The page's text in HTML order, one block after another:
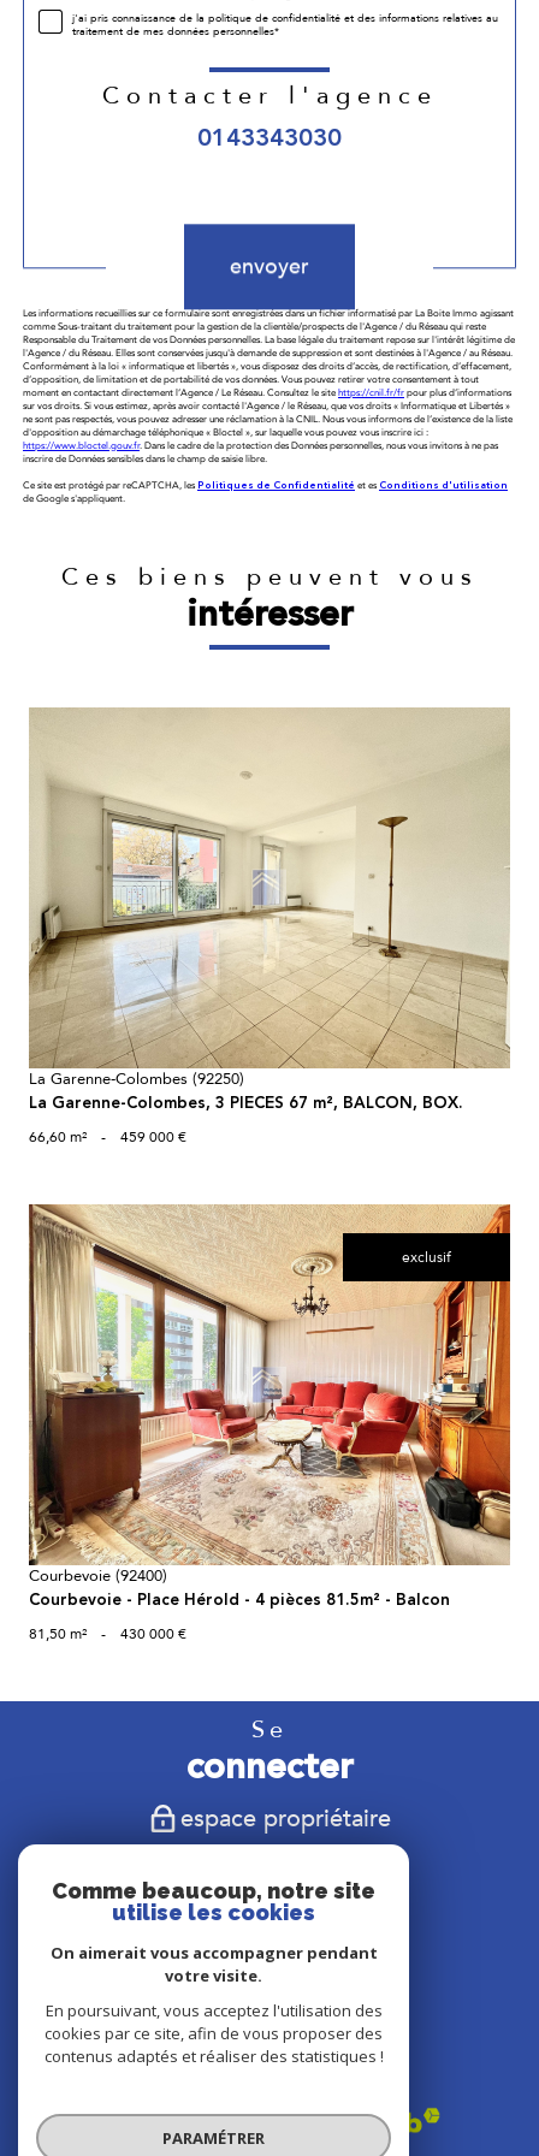
j'ai pris connaissance de la politique de confidentialité et des informations relatives au
traitement de mes données personnelles*
Contacter l'agence
0143343030
envoyer
Les informations recueillies sur ce formulaire sont enregistrées dans un fichier informatisé par La Boite Immo agissant
comme Sous-traitant du traitement pour la gestion de la clientèle/prospects de l'Agence / du Réseau qui reste
Responsable du Traitement de vos Données personnelles. La base légale du traitement repose sur l'intérêt légitime de
l'Agence / du Réseau. Elles sont conservées jusqu'à demande de suppression et sont destinées à l'Agence / au Réseau.
Conformément à la loi « informatique et libertés », vous disposez des droits d’accès, de rectification, d’effacement,
d’opposition, de limitation et de portabilité de vos données. Vous pouvez retirer votre consentement à tout
moment en contactant directement l’Agence / Le Réseau. Consultez le sitehttps://cnil.fr/frpour plus d’informations
sur vos droits. Si vous estimez, après avoir contacté l'Agence / le Réseau, que vos droits « Informatique et Libertés »
ne sont pas respectés, vous pouvez adresser une réclamation à la CNIL. Nous vous informons de l’existence de la liste
d'opposition au démarchage téléphonique « Bloctel », sur laquelle vous pouvez vous inscrire ici :
https://www.bloctel.gouv.fr. Dans le cadre de la protection des Données personnelles, nous vous invitons à ne pas
inscrire de Données sensibles dans le champ de saisie libre.
Ce site est protégé par reCAPTCHA, les Politiques de Confidentialité et es Conditions d'utilisation
de Google s'appliquent.
Ces biens peuvent vous
intéresser
voir le bien
La Garenne-Colombes (92250)
La Garenne-Colombes, 3 PIECES 67 m², BALCON, BOX.
66,60 m²
- 459 000 €
exclusif
voir le bien
Courbevoie (92400)
Courbevoie - Place Hérold - 4 pièces 81.5m² - Balcon
81,50 m²
- 430 000 €
Se
connecter
espace propriétaire
Nous
suivre
Nous
adhérons
Comme beaucoup, notre site
utilise les cookies
On aimerait vous accompagner pendant
votre visite.
En poursuivant, vous acceptez l'utilisation des
cookies par ce site, afin de vous proposer des
contenus adaptés et réaliser des statistiques !
PARAMÉTRER